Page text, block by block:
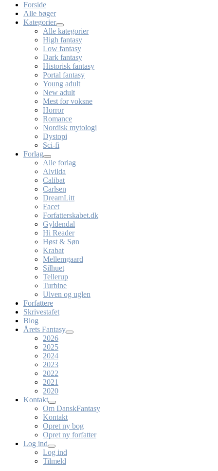
Forside
Alle bøger
Kategorier
Alle kategorier
High fantasy
Low fantasy
Dark fantasy
Historisk fantasy
Portal fantasy
Young adult
New adult
Mest for voksne
Horror
Romance
Nordisk mytologi
Dystopi
Sci-fi
Forlag
Alle forlag
Alvilda
Calibat
Carlsen
DreamLitt
Facet
Forfatterskabet.dk
Gyldendal
Hi Reader
Høst & Søn
Krabat
Mellemgaard
Silhuet
Tellerup
Turbine
Ulven og uglen
Forfattere
Skrivestafet
Blog
Årets Fantasy
2026
2025
2024
2023
2022
2021
2020
Kontakt
Om DanskFantasy
Kontakt
Opret ny bog
Opret ny forfatter
Log ind
Log ind
Tilmeld